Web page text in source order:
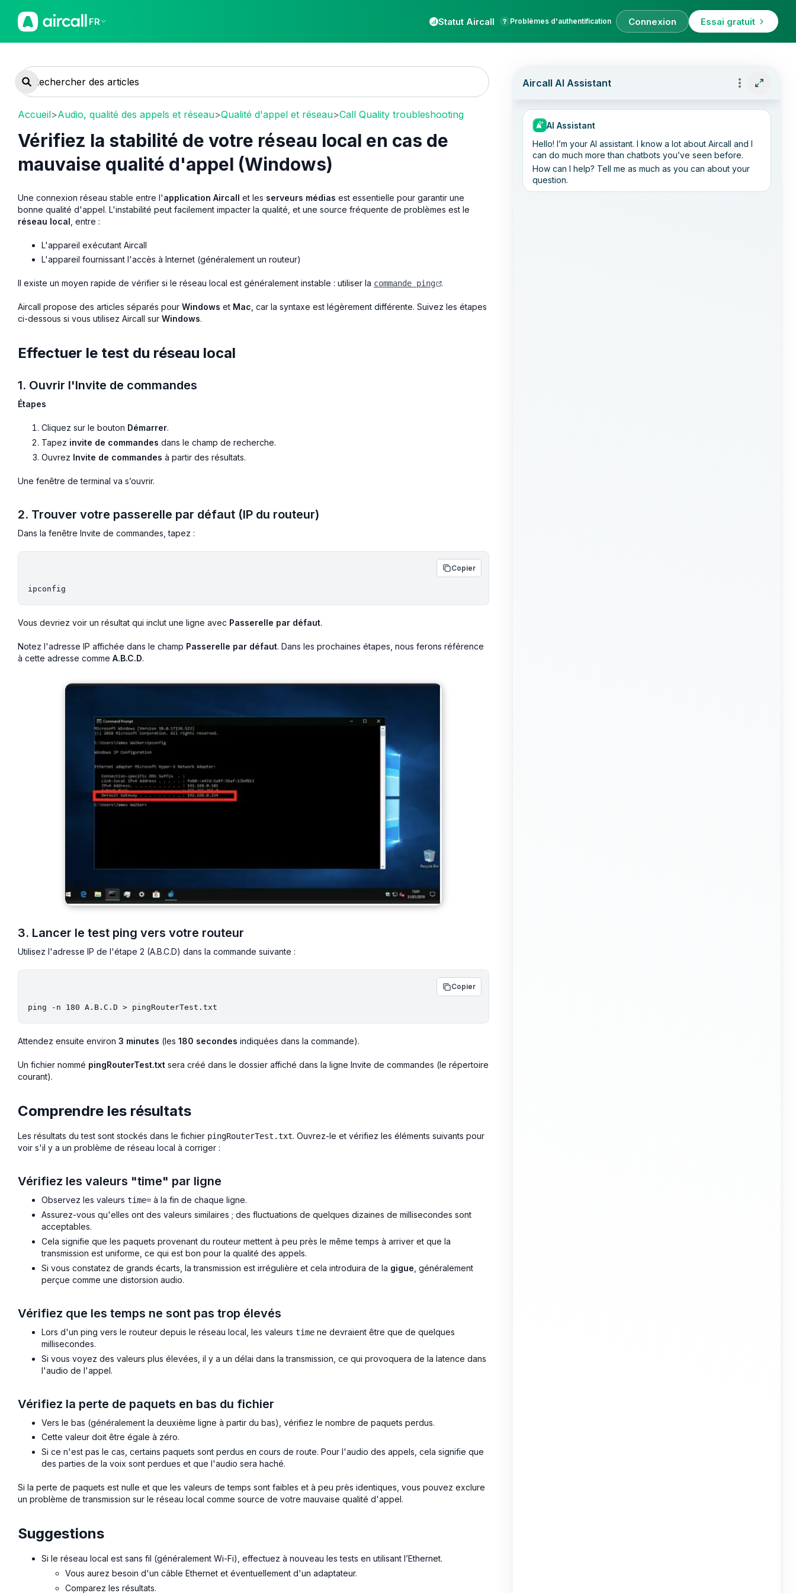
FR Statut Aircall Problèmes d'authentification Connexion Essai gratuit
Accueil>Audio, qualité des appels et réseau>Qualité d'appel et réseau>Call Quality troubleshooting
Vérifiez la stabilité de votre réseau local en cas de
mauvaise qualité d'appel (Windows)
Une connexion réseau stable entre l'application Aircall et les serveurs médias est essentielle pour garantir une
bonne qualité d'appel. L'instabilité peut facilement impacter la qualité, et une source fréquente de problèmes est le
réseau local , entre :
L'appareil exécutant Aircall
L'appareil fournissant l'accès à Internet (généralement un routeur)
Il existe un moyen rapide de vérifier si le réseau local est généralement instable : utiliser la commande ping .
Aircall propose des articles séparés pour Windows et Mac , car la syntaxe est légèrement différente. Suivez les étapes
ci-dessous si vous utilisez Aircall sur Windows.
Effectuer le test du réseau local
1. Ouvrir l'Invite de commandes
Étapes
Cliquez sur le bouton Démarrer.
Tapez invite de commandes dans le champ de recherche.
Ouvrez Invite de commandes à partir des résultats.
Une fenêtre de terminal va s’ouvrir.
2. Trouver votre passerelle par défaut (IP du routeur)
Dans la fenêtre Invite de commandes, tapez :
Copier
ipconfig
Vous devriez voir un résultat qui inclut une ligne avec Passerelle par défaut.
Notez l'adresse IP affichée dans le champ Passerelle par défaut. Dans les prochaines étapes, nous ferons référence
à cette adresse comme A.B.C.D.
3. Lancer le test ping vers votre routeur
Utilisez l'adresse IP de l'étape 2 (A.B.C.D) dans la commande suivante :
Copier
Attendez ensuite environ 3 minutes (les 180 secondes indiquées dans la commande).
Un fichier nommé pingRouterTest.txt sera créé dans le dossier affiché dans la ligne Invite de commandes (le répertoire
courant).
Comprendre les résultats
Les résultats du test sont stockés dans le fichier pingRouterTest.txt. Ouvrez-le et vérifiez les éléments suivants pour
voir s'il y a un problème de réseau local à corriger :
Vérifiez les valeurs "time" par ligne
Observez les valeurs time= à la fin de chaque ligne.
Assurez-vous qu'elles ont des valeurs similaires ; des fluctuations de quelques dizaines de millisecondes sont
acceptables.
Cela signifie que les paquets provenant du routeur mettent à peu près le même temps à arriver et que la
transmission est uniforme, ce qui est bon pour la qualité des appels.
Si vous constatez de grands écarts, la transmission est irrégulière et cela introduira de la gigue , généralement
perçue comme une distorsion audio.
Vérifiez que les temps ne sont pas trop élevés
Lors d'un ping vers le routeur depuis le réseau local, les valeurs time ne devraient être que de quelques
millisecondes.
Si vous voyez des valeurs plus élevées, il y a un délai dans la transmission, ce qui provoquera de la latence dans
l'audio de l'appel.
Vérifiez la perte de paquets en bas du fichier
Vers le bas (généralement la deuxième ligne à partir du bas), vérifiez le nombre de paquets perdus.
Cette valeur doit être égale à zéro.
Si ce n'est pas le cas, certains paquets sont perdus en cours de route. Pour l'audio des appels, cela signifie que
des parties de la voix sont perdues et que l'audio sera haché.
Si la perte de paquets est nulle et que les valeurs de temps sont faibles et à peu près identiques, vous pouvez exclure
un problème de transmission sur le réseau local comme source de votre mauvaise qualité d'appel.
Suggestions
Si le réseau local est sans fil (généralement Wi-Fi), effectuez à nouveau les tests en utilisant l’Ethernet.
Vous aurez besoin d'un câble Ethernet et éventuellement d'un adaptateur.
Comparez les résultats.